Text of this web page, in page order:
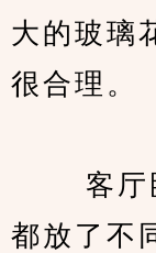
大的玻璃
很合理。
客厅卧
都放了不